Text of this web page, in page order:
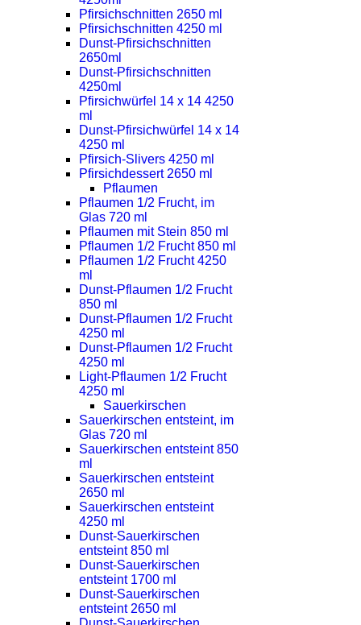
Pfirsichschnitten 2650 ml
Pfirsichschnitten 4250 ml
Dunst-Pfirsichschnitten
2650ml
Dunst-Pfirsichschnitten
4250ml
Pfirsichwürfel 14 x 14 4250
ml
Dunst-Pfirsichwürfel 14 x 14
4250 ml
Pfirsich-Slivers 4250 ml
Pfirsichdessert 2650 ml
Pflaumen
Pflaumen 1/2 Frucht, im
Glas 720 ml
Pflaumen mit Stein 850 ml
Pflaumen 1/2 Frucht 850 ml
Pflaumen 1/2 Frucht 4250
ml
Dunst-Pflaumen 1/2 Frucht
850 ml
Dunst-Pflaumen 1/2 Frucht
4250 ml
Dunst-Pflaumen 1/2 Frucht
4250 ml
Light-Pflaumen 1/2 Frucht
4250 ml
Sauerkirschen
Sauerkirschen entsteint, im
Glas 720 ml
Sauerkirschen entsteint 850
ml
Sauerkirschen entsteint
2650 ml
Sauerkirschen entsteint
4250 ml
Dunst-Sauerkirschen
entsteint 850 ml
Dunst-Sauerkirschen
entsteint 1700 ml
Dunst-Sauerkirschen
entsteint 2650 ml